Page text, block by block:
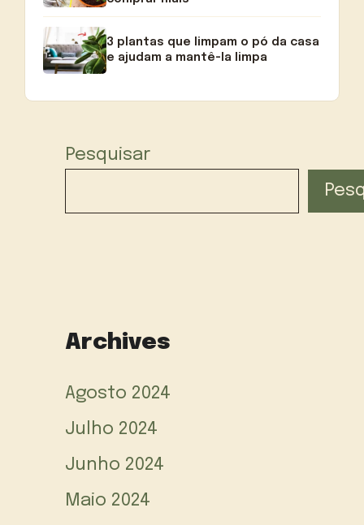
3 plantas que limpam o pó da casa
e ajudam a mantê-la limpa
Pesquisar
Archives
Agosto 2024
Julho 2024
Junho 2024
Maio 2024